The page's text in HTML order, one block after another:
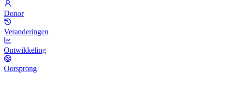
Donor
Veranderingen
Ontwikkeling
Oorsprong